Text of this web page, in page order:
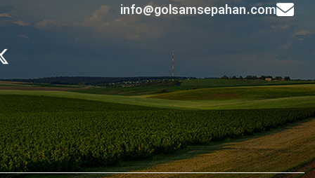
info@golsamsepahan.com